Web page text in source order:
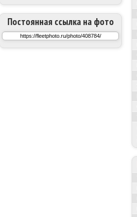
Постоянная ссылка на фото